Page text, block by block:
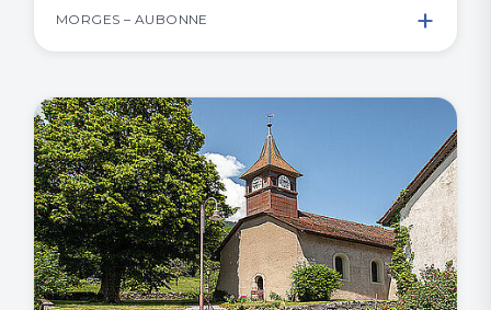
MORGES – AUBONNE +